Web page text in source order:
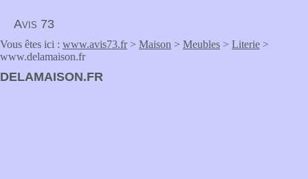
Avis 73
Vous êtes ici : www.avis73.fr> Maison > Meubles > Literie >
www.delamaison.fr
DELAMAISON.FR